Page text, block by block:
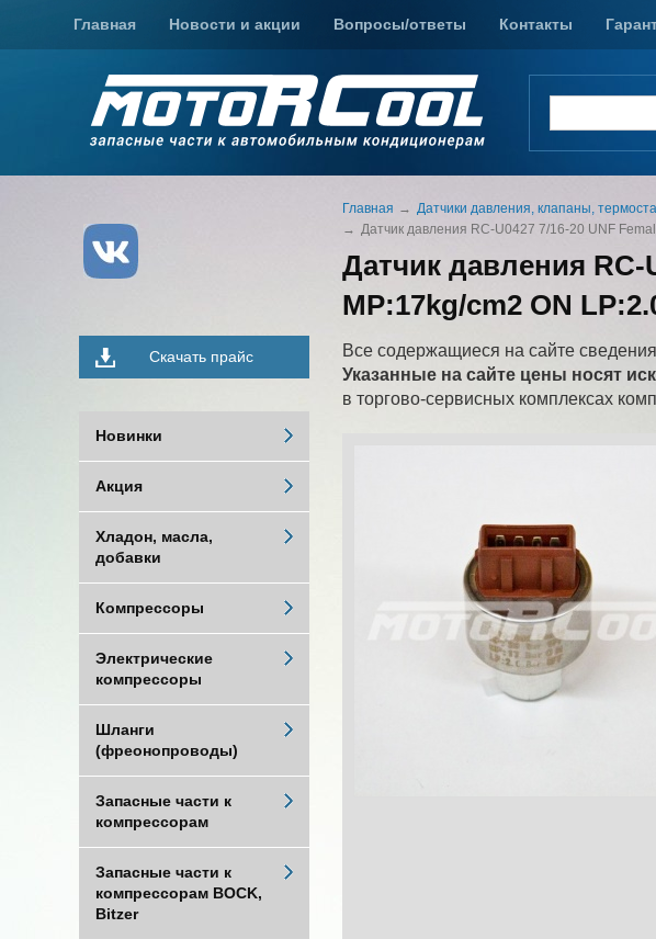
Главная Новости и акции Вопросы/ответы Контакты
Главная Датчики давления, клапаны,
Датчик давления RC-U0427 7/16-20 UNF
Датчик давления RC-
MP:17kg/cm2 ON
Все содержащиеся на сайте
Указанные на сайте цены носят
в торгово-сервисных комплексах
Скачать прайс
Новинки
Акция
Хладон, масла,
добавки
Компрессоры
Электрические
компрессоры
Шланги
(фреонопроводы)
Запасные части к
компрессорам
Запасные части к
компрессорам BOCK,
Bitzer